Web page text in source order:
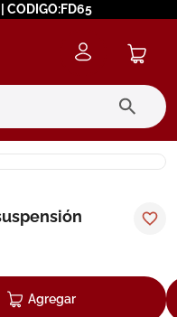
CODIGO:FD65
Agregar